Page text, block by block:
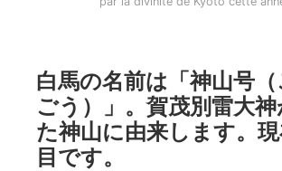
白馬の名前は「神山号（
ごう）」。賀茂別雷大
た神山に由来します。
目です。